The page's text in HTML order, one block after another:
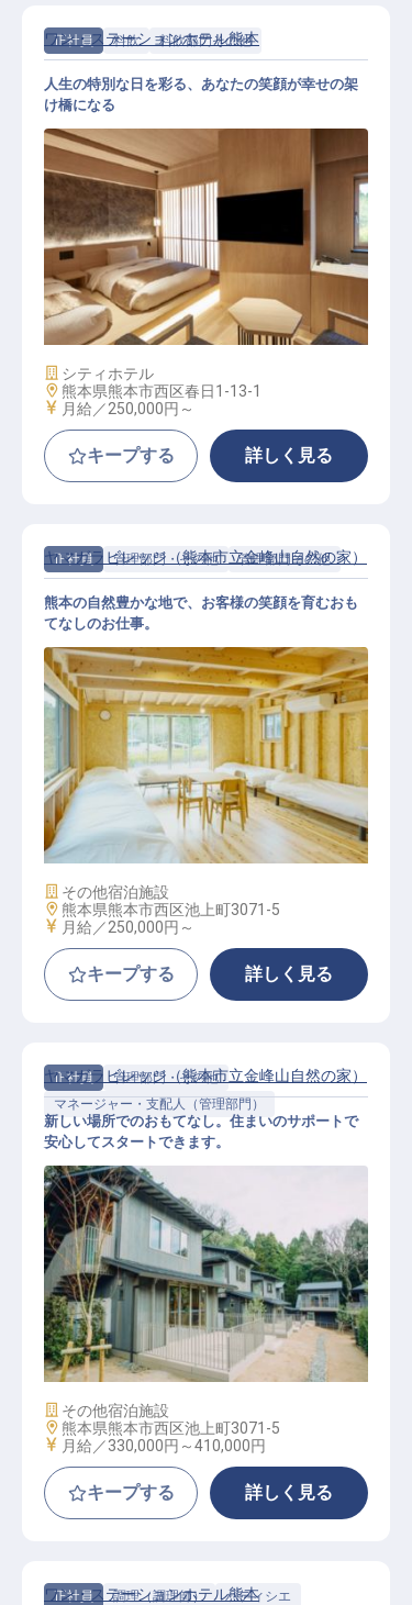
正社員 料飲 料飲部門その他
宴会・ブライダルサービス
ワン・ステーションホテル熊本
人生の特別な日を彩る、あなたの笑顔が幸せの架
け橋になる
施設業態
シティホテル
勤務地
熊本県熊本市西区春日1-13-1
給与
月給／250,000円～
キープする 詳しく見る
正社員 管理部門・その他 管理部門その他
施設運営スタッフ（総合職）
ヤマガラビレッジ（熊本市立金峰山自然の家）
熊本の自然豊かな地で、お客様の笑顔を育むおも
てなしのお仕事。
施設業態
その他宿泊施設
勤務地
熊本県熊本市西区池上町3071-5
給与
月給／250,000円～
キープする 詳しく見る
正社員
管理部門・その他
マネージャー・支配人（管理部門）
ヤマガラビレッジ_マネージャー
ヤマガラビレッジ（熊本市立金峰山自然の家）
新しい場所でのおもてなし。住まいのサポートで
安心してスタートできます。
施設業態
その他宿泊施設
勤務地
熊本県熊本市西区池上町3071-5
給与
月給／330,000円～410,000円
キープする 詳しく見る
正社員 調理（調理師） パティシエ
ワン・ステーションホテル熊本